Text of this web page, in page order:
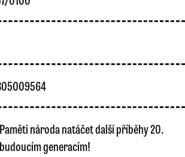
národa natáčet další příběhy 20.
generacím!